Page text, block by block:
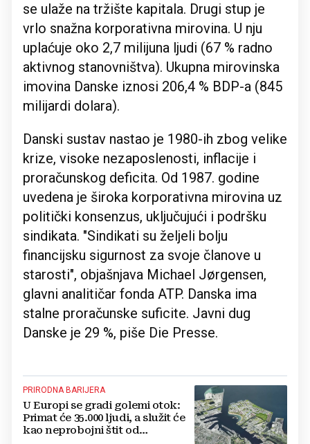
se ulaže na tržište kapitala. Drugi stup je
vrlo snažna korporativna mirovina. U nju
uplaćuje oko 2,7 milijuna ljudi (67 % radno
aktivnog stanovništva). Ukupna mirovinska
imovina Danske iznosi 206,4 % BDP-a (845
milijardi dolara).
Danski sustav nastao je 1980-ih zbog velike
krize, visoke nezaposlenosti, inflacije i
proračunskog deficita. Od 1987. godine
uvedena je široka korporativna mirovina uz
politički konsenzus, uključujući i podršku
sindikata. "Sindikati su željeli bolju
financijsku sigurnost za svoje članove u
starosti", objašnjava Michael Jørgensen,
glavni analitičar fonda ATP. Danska ima
stalne proračunske suficite. Javni dug
Danske je 29 %, piše Die Presse.
PRIRODNA BARIJERA
U Europi se gradi golemi otok:
Primat će 35.000 ljudi, a služit će
kao neprobojni štit od